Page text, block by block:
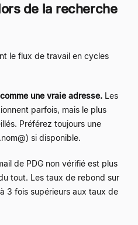
de la recherche
le flux de travail en cycles
comme une vraie adresse. Les
parfois, mais le plus
Préférez toujours une
si disponible.
de PDG non vérifié est plus
tout. Les taux de rebond sur
3 fois supérieurs aux taux de